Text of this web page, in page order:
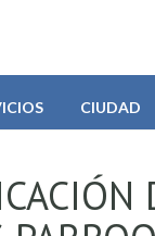
CIUDAD